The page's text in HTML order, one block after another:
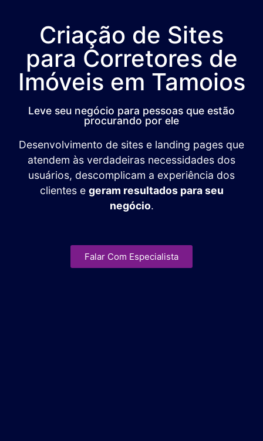
Criação de Sites
para Corretores de
Imóveis em Tamoios
Leve seu negócio para pessoas que estão
procurando por ele
Desenvolvimento de sites e landing pages que
atendem às verdadeiras necessidades dos
usuários, descomplicam a experiência dos
clientes e geram resultados para seu
negócio.
Falar Com Especialista